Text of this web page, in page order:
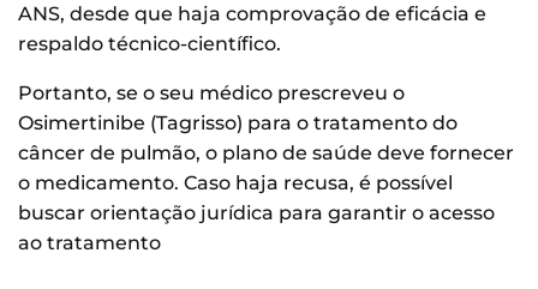
ANS, desde que haja comprovação de eficácia e
respaldo técnico-científico.
Portanto, se o seu médico prescreveu o
Osimertinibe (Tagrisso) para o tratamento do
câncer de pulmão, o plano de saúde deve fornecer
o medicamento. Caso haja recusa, é possível
buscar orientação jurídica para garantir o acesso
ao tratamento